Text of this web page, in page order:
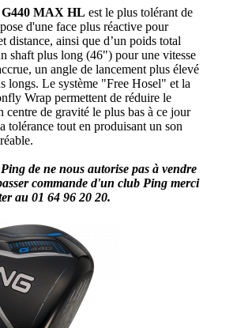
MAX HL est le plus tolérant de
d'une face plus réactive pour
distance, ainsi que d’un poids total
shaft plus long (46") pour une vitesse
un angle de lancement plus élevé
longs. Le système "Free Hosel" et la
Wrap permettent de réduire le
centre de gravité le plus bas à ce jour
tolérance tout en produisant un son
de ne nous autorise pas à vendre
commande d'un club Ping merci
au 01 64 96 20 20.